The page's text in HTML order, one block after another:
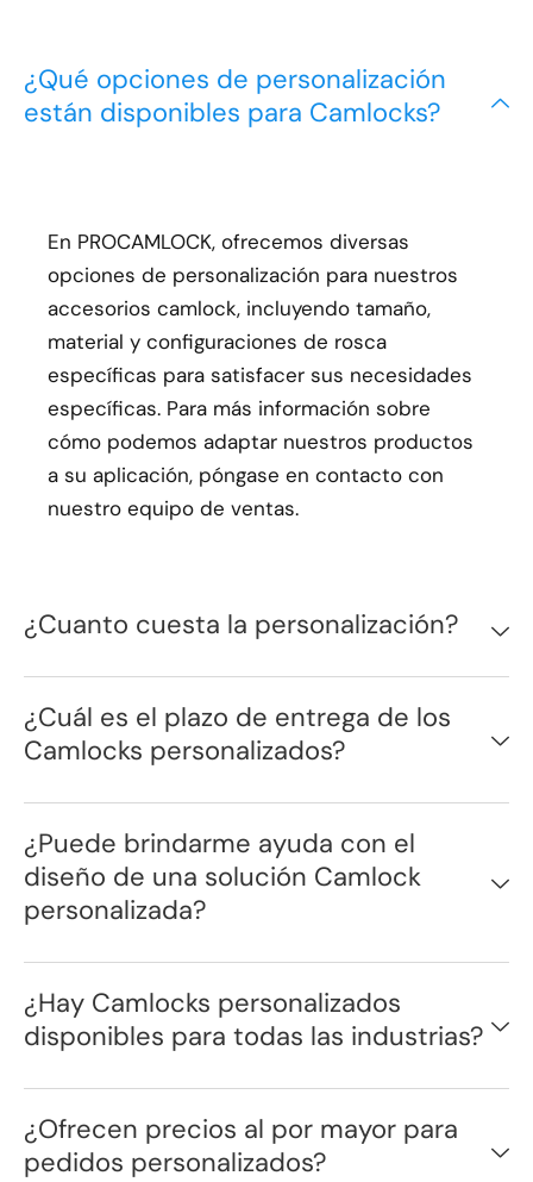
¿Qué opciones de personalización
están disponibles para Camlocks?
En PROCAMLOCK, ofrecemos diversas
opciones de personalización para nuestros
accesorios camlock, incluyendo tamaño,
material y configuraciones de rosca
específicas para satisfacer sus necesidades
específicas. Para más información sobre
cómo podemos adaptar nuestros productos
a su aplicación, póngase en contacto con
nuestro equipo de ventas.
¿Cuanto cuesta la personalización?
¿Cuál es el plazo de entrega de los
Camlocks personalizados?
¿Puede brindarme ayuda con el
diseño de una solución Camlock
personalizada?
¿Hay Camlocks personalizados
disponibles para todas las industrias?
¿Ofrecen precios al por mayor para
pedidos personalizados?